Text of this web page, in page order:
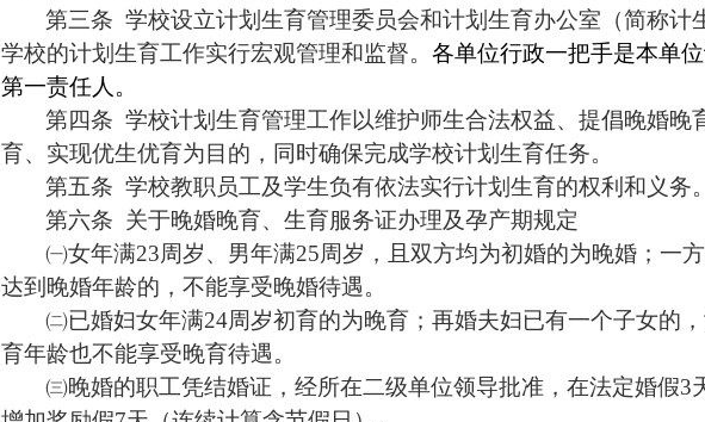
第三条 学校设立计划生育管理委员会和计划生育办公室（简称计
学校的计划生育工作实行宏观管理和监督。 各单位行政一把手是本单
第一责任人。
第四条 学校计划生育管理工作以维护师生合法权益、提倡晚婚晚
育、实现优生优育为目的，同时确保完成学校计划生育任务。
第五条 学校教职员工及学生负有依法实行计划生育的权利和义务。
第六条 关于晚婚晚育、生育服务证办理及孕产期规定
㈠女年满23周岁、男年满25周岁，且双方均为初婚的为晚婚；一
达到晚婚年龄的，不能享受晚婚待遇。
㈡已婚妇女年满24周岁初育的为晚育；再婚夫妇已有一个子女的
育年龄也不能享受晚育待遇。
㈢晚婚的职工凭结婚证，经所在二级单位领导批准，在法定婚假3